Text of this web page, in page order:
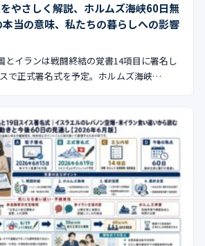
🇰🇷🇹🇼🇻🇳
やさしく解説、ホルムズ海峡60日無
当の意味、私たちの暮らしへの影響
とイランは戦闘終結の覚書14項目に署名し
で正式署名式を予定。ホルムズ海峡…